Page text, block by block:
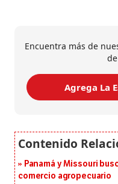
Encuentra más de
Agrega La
Panamá y Missouri
comercio agropecuario